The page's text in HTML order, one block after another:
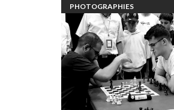
PHOTOGRAPHIES